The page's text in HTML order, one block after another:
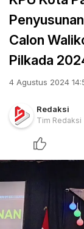
Calon
Pilkada
4 Agustus 2024
Redaksi
Tim Redaksi